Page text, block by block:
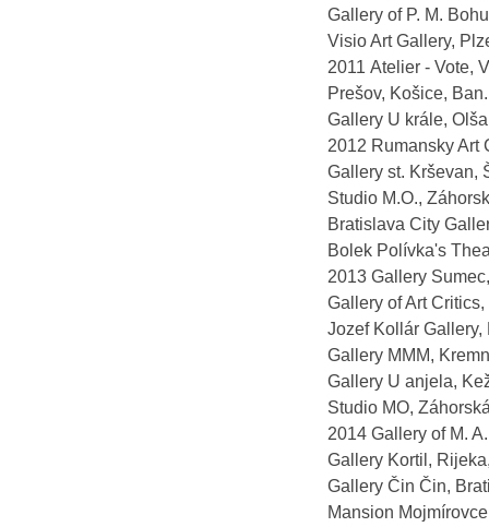
Gallery of P. M.
Visio Art Gallery,
2011 Atelier - Vote,
Prešov, Košice,
Gallery U krále,
2012 Rumansky Art
Gallery st. Krševan,
Studio M.O.,
Bratislava City
Bolek Polívka's
2013 Gallery
Gallery of Art
Jozef Kollár
Gallery MMM,
Gallery U anjela,
Studio MO,
2014 Gallery of M.
Gallery Kortil,
Gallery Čin Čin,
Mansion